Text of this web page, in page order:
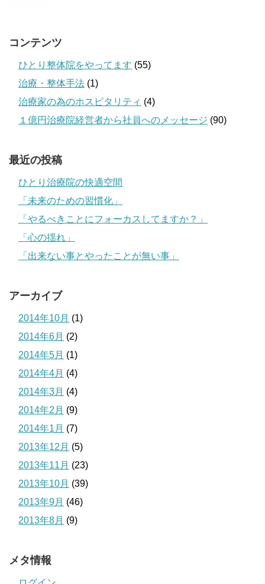
コンテンツ
ひとり整体院をやってます (55)
治療・整体手法 (1)
治療家の為のホスピタリティ (4)
１億円治療院経営者から社員へのメッセージ (90)
最近の投稿
ひとり治療院の快適空間
「未来のための習慣化」
「やるべきことにフォーカスしてますか？」
「心の揺れ」
「出来ない事とやったことが無い事」
アーカイブ
2014年10月 (1)
2014年6月 (2)
2014年5月 (1)
2014年4月 (4)
2014年3月 (4)
2014年2月 (9)
2014年1月 (7)
2013年12月 (5)
2013年11月 (23)
2013年10月 (39)
2013年9月 (46)
2013年8月 (9)
メタ情報